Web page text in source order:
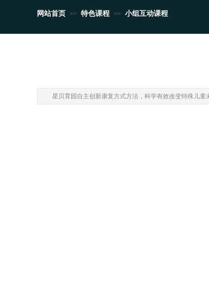
网站首页 >> 特色课程 >> 小组互动课程
星贝育园自主创新康复方式方法，科学有效改变特殊儿童